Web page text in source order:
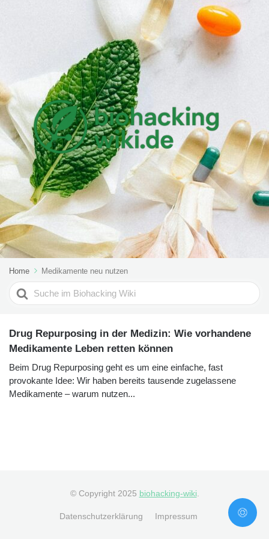
Home Medikamente neu nutzen
Search
For
Drug Repurposing in der Medizin: Wie vorhandene
Medikamente Leben retten können
Beim Drug Repurposing geht es um eine einfache, fast
provokante Idee: Wir haben bereits tausende zugelassene
Medikamente – warum nutzen...
© Copyright 2025 biohacking-wiki
Datenschutzerklärung Impressum